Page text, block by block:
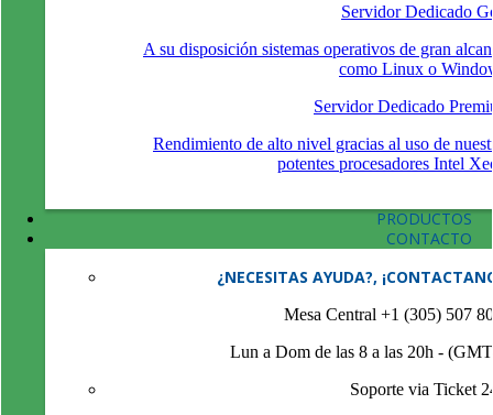
Servidor Dedicado
A su disposición sistemas operativos de gran
como Linux o
Servidor Dedicado
Rendimiento de alto nivel gracias al uso de
potentes procesadores Intel
PRODUCTOS
CONTACTO
¿NECESITAS AYUDA?,
Mesa Central +1 (305) 507
Lun a Dom de las 8 a las 20h -
Soporte via Ticket